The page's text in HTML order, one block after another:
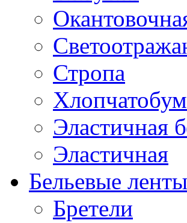
Стропа
Эластичная
Эластичная
Бельевые
Бретели